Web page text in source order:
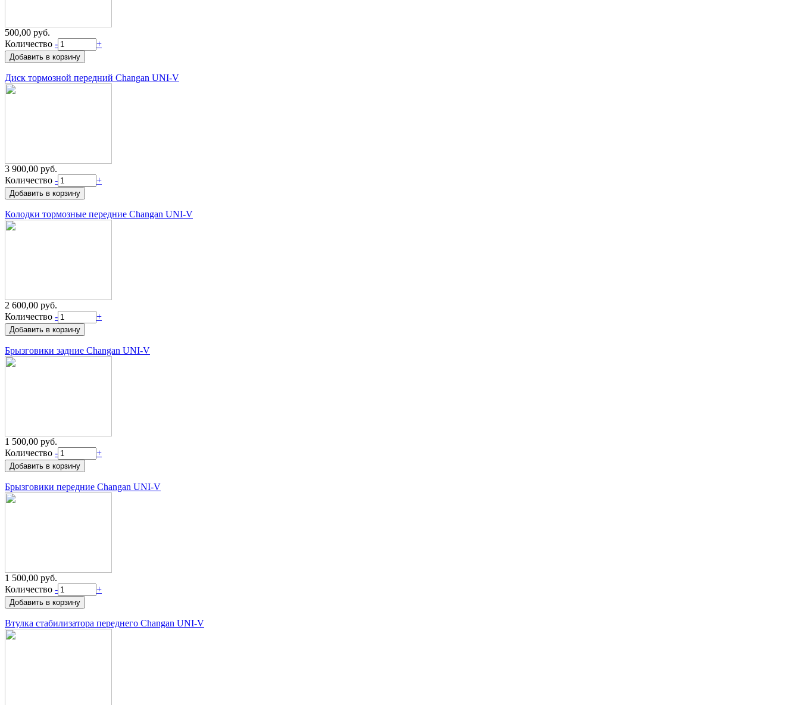
500,00 руб.
Количество - +
Диск тормозной передний Changan UNI-V
3 900,00 руб.
Количество - +
Колодки тормозные передние Changan UNI-V
2 600,00 руб.
Количество - +
Брызговики задние Changan UNI-V
1 500,00 руб.
Количество - +
Брызговики передние Changan UNI-V
1 500,00 руб.
Количество - +
Втулка стабилизатора переднего Changan UNI-V